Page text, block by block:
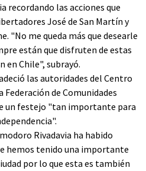
recordando las acciones que
José de San Martín y
"No me queda más que desearle
están que disfruten de estas
en Chile", subrayó.
las autoridades del Centro
de Comunidades
un festejo "tan importante para
Rivadavia ha habido
hemos tenido una importante
por lo que esta es también